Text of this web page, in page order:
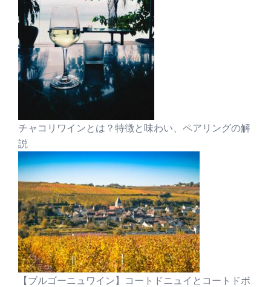
チャコリワインとは？特徴と味わい、ペアリングの解
説
【ブルゴーニュワイン】コートドニュイとコートドボ